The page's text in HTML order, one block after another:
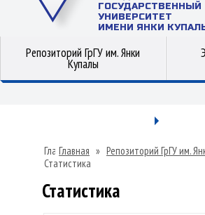
ГОСУДАРСТВЕННЫЙ
УНИВЕРСИТЕТ
ИМЕНИ ЯНКИ
Репозиторий ГрГУ им. Янки
Купалы
Главная » Репозиторий ГрГУ им.
Статистика
Статистика